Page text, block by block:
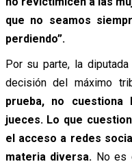
que no seamos
perdiendo”.
Por su parte, la
decisión del máximo
prueba, no
jueces. Lo que
el acceso a redes
materia diversa. No es